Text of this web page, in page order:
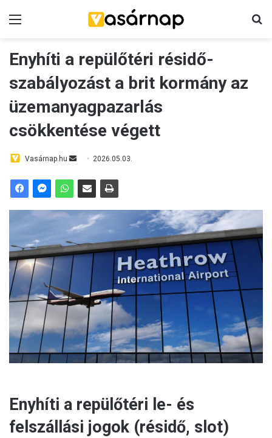
Enyhíti a repülőtéri résidő-
szabályozást a brit kormány az
üzemanyagpazarlás
csökkentése végett
Vasárnap.hu
n
e
l
2026.05.03.
Enyhíti a repülőtéri le- és
felszállási jogok (résidő, slot)